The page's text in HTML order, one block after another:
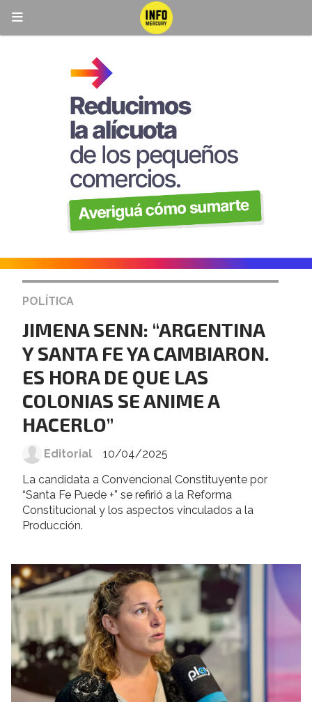
JIMENA SENN: “ARGENTINA
Y SANTA FE YA CAMBIARON.
ES HORA DE QUE LAS
COLONIAS SE ANIME A
HACERLO”
La candidata a Convencional Constituyente por
“Santa Fe Puede +” se refirió a la Reforma
Constitucional y los aspectos vinculados a la
Producción.
POLÍTICA
10/04/2025
Editorial